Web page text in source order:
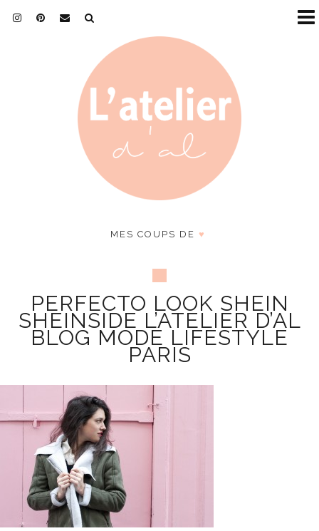
MES COUPS DE ♥
PERFECTO LOOK SHEIN
SHEINSIDE L’ATELIER D’AL
BLOG MODE LIFESTYLE
PARIS